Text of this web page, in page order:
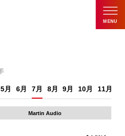
MENU
5月 6月 7月 8月 9月 10月 11月
Martin Audio